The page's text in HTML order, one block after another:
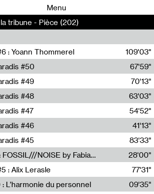
Menu
tribune - Pièce (202)
: Yoann Thommerel
Thommerel
109'03"
#50
67'59"
#49
70'13"
#48
63'03"
#47
54'52"
#46
41'13"
#45
83'33"
Radia Show #1113 : FOSSIL///NOISE by Fabiana Gibim / Wave Farm
28'00"
: Alix Lerasle
77'31"
: L’harmonie du personnel
09'35"
00
00